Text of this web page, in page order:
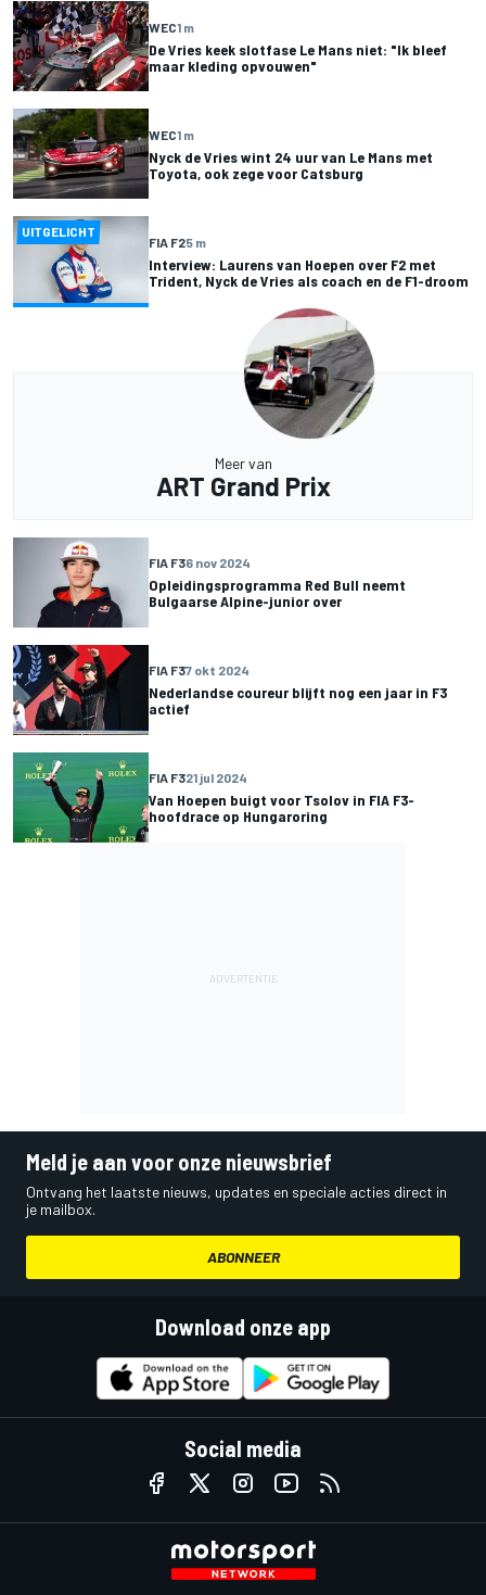
WEC1 m
De Vries keek slotfase Le Mans niet: "Ik bleef
maar kleding opvouwen"
WEC1 m
Nyck de Vries wint 24 uur van Le Mans met
Toyota, ook zege voor Catsburg
UITGELICHT
FIA F25 m
Interview: Laurens van Hoepen over F2 met
Trident, Nyck de Vries als coach en de F1-droom
Meer van
ART Grand Prix
FIA F36 nov 2024
Opleidingsprogramma Red Bull neemt
Bulgaarse Alpine-junior over
FIA F37 okt 2024
Nederlandse coureur blijft nog een jaar in F3
actief
FIA F321 jul 2024
Van Hoepen buigt voor Tsolov in FIA F3-
hoofdrace op Hungaroring
Meld je aan voor onze nieuwsbrief
Ontvang het laatste nieuws, updates en speciale acties direct in
je mailbox.
ABONNEER
Download onze app
Social media